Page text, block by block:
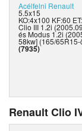
Acélfelni Renault
5.5x15
KO:4x100 KF:60
Clio III 1.2i
és Modus 1.2i
58kw] (165/
(7935)
Renault Clio